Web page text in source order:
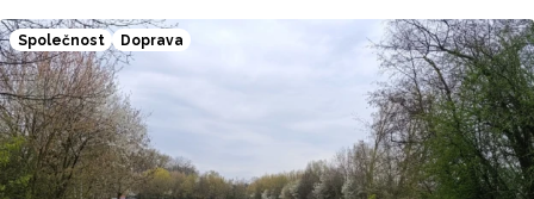
Společnost Doprava